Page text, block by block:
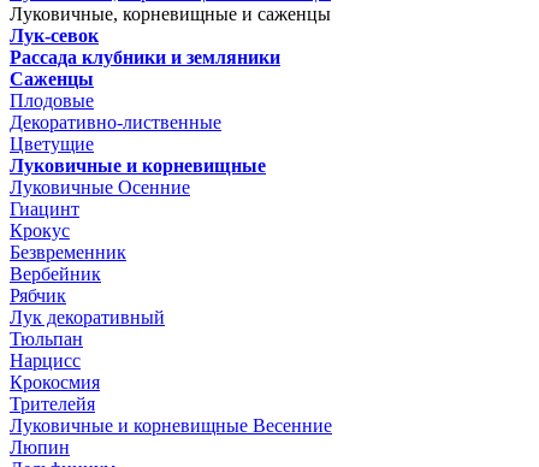
Луковичные, корневищные и саженцы
Лук-севок
Рассада клубники и земляники
Саженцы
Плодовые
Декоративно-лиственные
Цветущие
Луковичные и корневищные
Луковичные Осенние
Гиацинт
Крокус
Безвременник
Вербейник
Рябчик
Лук декоративный
Тюльпан
Нарцисс
Крокосмия
Трителейя
Луковичные и корневищные Весенние
Люпин